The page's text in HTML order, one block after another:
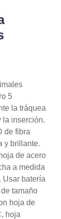
en
acero
物麻醉
鼠的气管
空气
装置。
5
la tráquea
la inserción.
de fibra
y brillante.
de acero
a medida
Usar batería
tamaño
hoja de
hoja